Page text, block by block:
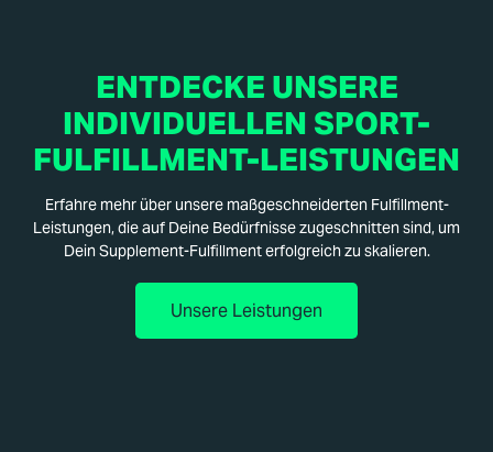
ENTDECKE UNSERE
INDIVIDUELLEN SPORT-
FULFILLMENT-LEISTUNGEN
Erfahre mehr über unsere maßgeschneiderten Fulfillment-
Leistungen, die auf Deine Bedürfnisse zugeschnitten sind, um
Dein Supplement-Fulfillment erfolgreich zu skalieren.
Unsere Leistungen